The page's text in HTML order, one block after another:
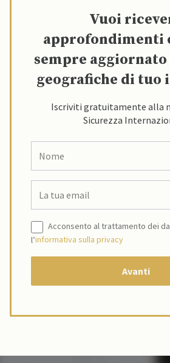
Vuoi
approfondimenti
sempre
geografiche di tuo
Iscriviti gratuitamente alla
Sicurezza
Acconsento al trattamento dei
l’informativa sulla privacy